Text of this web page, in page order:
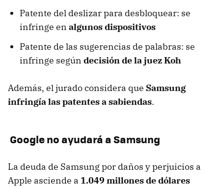
Patente del deslizar para desbloquear: se
infringe en algunos dispositivos
Patente de las sugerencias de palabras: se
infringe según decisión de la juez Koh
Además, el jurado considera que Samsung
infringía las patentes a sabiendas.
Google no ayudará a Samsung
La deuda de Samsung por daños y perjuicios a
Apple asciende a 1.049 millones de dólares